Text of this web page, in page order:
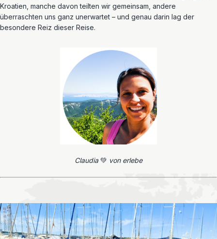
Kroatien, manche davon teilten wir gemeinsam, andere
überraschten uns ganz unerwartet – und genau darin lag der
besondere Reiz dieser Reise.
Claudia💚 von erlebe